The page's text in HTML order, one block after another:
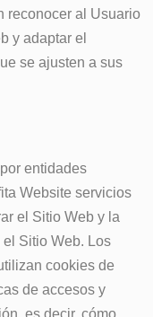
reconocer al Usuario
y adaptar el
se ajusten a sus
entidades
Website servicios
el Sitio Web y la
Sitio Web. Los
cookies de
de accesos y
es decir, cómo